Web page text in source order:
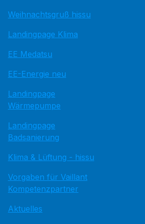
Weihnachtsgruß hissu
Landingpage Klima
EE Medatsu
EE-Energie neu
Landingpage
Wärmepumpe
Landingpage
Badsanierung
Klima & Lüftung - hissu
Vorgaben für Vaillant
Kompetenzpartner
Aktuelles